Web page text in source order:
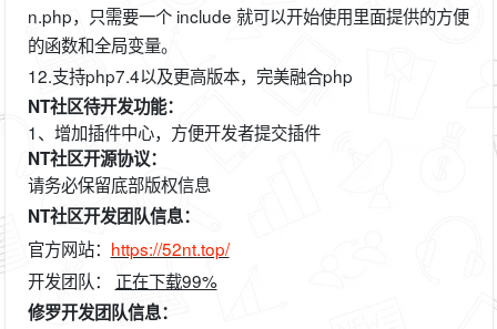
n.php，只需要一个 include 就可以开始使用里面提供的方便
的函数和全局变量。
12.支持php7.4以及更高版本，完美融合php
NT社区待开发功能：
1、增加插件中心，方便开发者提交插件
NT社区开源协议：
请务必保留底部版权信息
NT社区开发团队信息：
官方网站： https://52nt.top/
开发团队： 正在下载99%
修罗开发团队信息：